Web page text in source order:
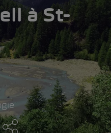
à St-